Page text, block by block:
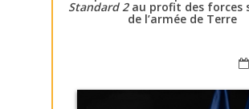
Standard 2au profit des forces
de l’armée de Terre